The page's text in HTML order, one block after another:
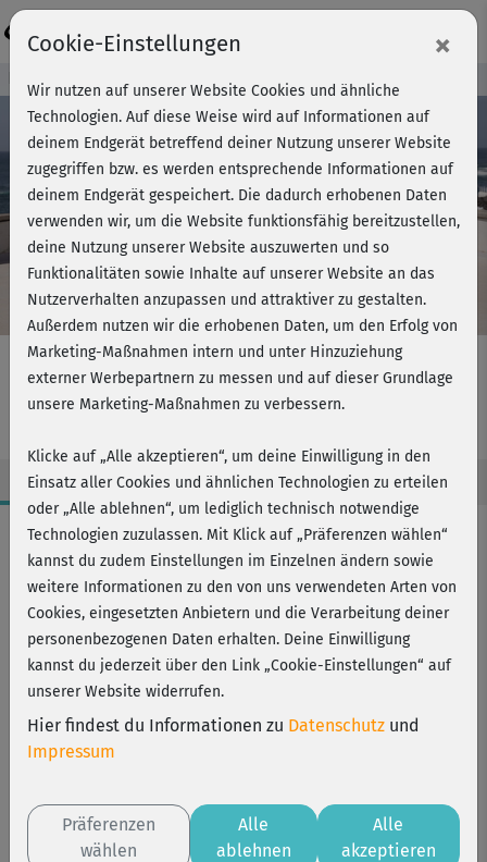
Play
Video
Kursvorschau - Jetzt mitmachen!
Strong & Flexible - Cardio 2
Workout-Facts
mittelschwer
19 Min
140 kcal
Michaela Süßbauer
Strong & Flexible
Fatburner Classic
Cookie-Einstellungen ×
Wir nutzen auf unserer Website Cookies und ähnliche
Technologien. Auf diese Weise wird auf Informationen auf
deinem Endgerät betreffend deiner Nutzung unserer Website
zugegriffen bzw. es werden entsprechende Informationen auf
deinem Endgerät gespeichert. Die dadurch erhobenen Daten
verwenden wir, um die Website funktionsfähig bereitzustellen,
deine Nutzung unserer Website auszuwerten und so
Funktionalitäten sowie Inhalte auf unserer Website an das
Nutzerverhalten anzupassen und attraktiver zu gestalten.
Außerdem nutzen wir die erhobenen Daten, um den Erfolg von
Marketing-Maßnahmen intern und unter Hinzuziehung
externer Werbepartnern zu messen und auf dieser Grundlage
unsere Marketing-Maßnahmen zu verbessern.
Klicke auf „Alle akzeptieren“, um deine Einwilligung in den
Einsatz aller Cookies und ähnlichen Technologien zu erteilen
oder „Alle ablehnen“, um lediglich technisch notwendige
Technologien zuzulassen. Mit Klick auf „Präferenzen wählen“
kannst du zudem Einstellungen im Einzelnen ändern sowie
weitere Informationen zu den von uns verwendeten Arten von
Cookies, eingesetzten Anbietern und die Verarbeitung deiner
personenbezogenen Daten erhalten. Deine Einwilligung
kannst du jederzeit über den Link „Cookie-Einstellungen“ auf
unserer Website widerrufen.
Hier findest du Informationen zu Datenschutz und
Impressum
Präferenzen
wählen
Alle
ablehnen
Alle
akzeptieren